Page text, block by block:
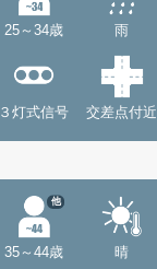
25～34歳 雨
３灯式信号 交差点付近
35～44歳
他
晴